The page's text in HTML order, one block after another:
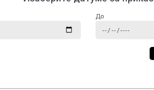
До